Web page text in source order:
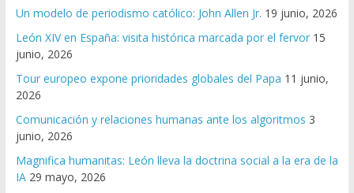
Un modelo de periodismo católico: John Allen Jr. 19 junio, 2026
León XIV en España: visita histórica marcada por el fervor 15
junio, 2026
Tour europeo expone prioridades globales del Papa 11 junio,
2026
Comunicación y relaciones humanas ante los algoritmos 3
junio, 2026
Magnifica humanitas: León lleva la doctrina social a la era de la
IA 29 mayo, 2026